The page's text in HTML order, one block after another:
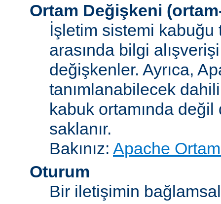
Ortam Değişkeni
İşletim sistemi kabuğu
arasında bilgi
değişkenler. Ayrıca,
tanımlanabilecek
kabuk ortamında değil
saklanır.
Bakınız: Apache
Oturum
Bir iletişimin